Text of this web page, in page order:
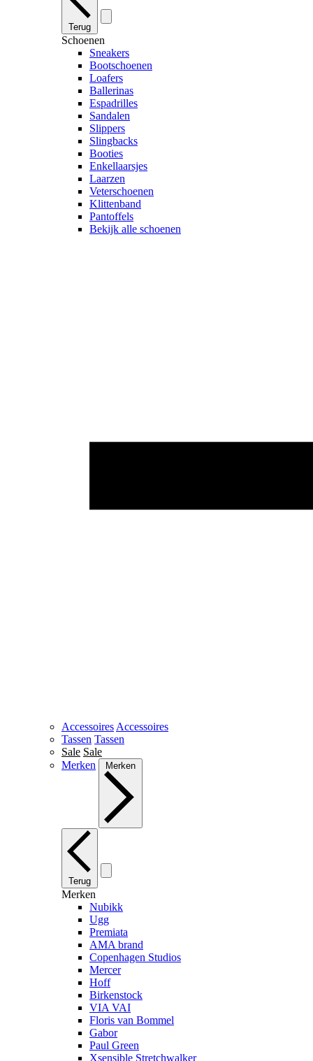
Terug
Schoenen
Sneakers
Bootschoenen
Loafers
Ballerinas
Espadrilles
Sandalen
Slippers
Slingbacks
Booties
Enkellaarsjes
Laarzen
Veterschoenen
Klittenband
Pantoffels
Bekijk alle schoenen
Accessoires Accessoires
Tassen Tassen
Sale Sale
Merken
Merken
Terug
Merken
Nubikk
Ugg
Premiata
AMA brand
Copenhagen Studios
Mercer
Hoff
Birkenstock
VIA VAI
Floris van Bommel
Gabor
Paul Green
Xsensible Stretchwalker